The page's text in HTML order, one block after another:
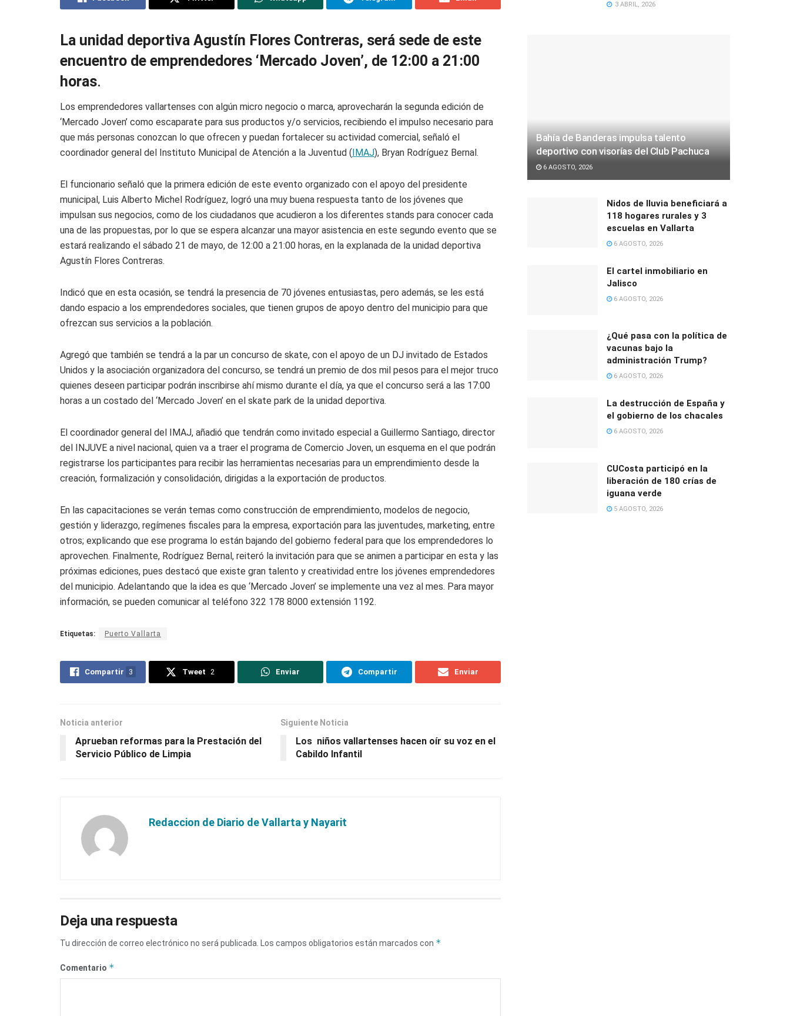
La unidad deportiva Agustín Flores Contreras, será sede de este
encuentro de emprendedores ‘Mercado Joven’, de 12:00 a 21:00
horas.
Los emprendedores vallartenses con algún micro negocio o marca, aprovecharán la segunda edición de
‘Mercado Joven’ como escaparate para sus productos y/o servicios, recibiendo el impulso necesario para
que más personas conozcan lo que ofrecen y puedan fortalecer su actividad comercial, señaló el
coordinador general del Instituto Municipal de Atención a la Juventud (IMAJ), Bryan Rodríguez Bernal.
El funcionario señaló que la primera edición de este evento organizado con el apoyo del presidente
municipal, Luis Alberto Michel Rodríguez, logró una muy buena respuesta tanto de los jóvenes que
impulsan sus negocios, como de los ciudadanos que acudieron a los diferentes stands para conocer cada
una de las propuestas, por lo que se espera alcanzar una mayor asistencia en este segundo evento que se
estará realizando el sábado 21 de mayo, de 12:00 a 21:00 horas, en la explanada de la unidad deportiva
Agustín Flores Contreras.
Indicó que en esta ocasión, se tendrá la presencia de 70 jóvenes entusiastas, pero además, se les está
dando espacio a los emprendedores sociales, que tienen grupos de apoyo dentro del municipio para que
ofrezcan sus servicios a la población.
Agregó que también se tendrá a la par un concurso de skate, con el apoyo de un DJ invitado de Estados
Unidos y la asociación organizadora del concurso, se tendrá un premio de dos mil pesos para el mejor truco
quienes deseen participar podrán inscribirse ahí mismo durante el día, ya que el concurso será a las 17:00
horas a un costado del ‘Mercado Joven’ en el skate park de la unidad deportiva.
El coordinador general del IMAJ, añadió que tendrán como invitado especial a Guillermo Santiago, director
del INJUVE a nivel nacional, quien va a traer el programa de Comercio Joven, un esquema en el que podrán
registrarse los participantes para recibir las herramientas necesarias para un emprendimiento desde la
creación, formalización y consolidación, dirigidas a la exportación de productos.
En las capacitaciones se verán temas como construcción de emprendimiento, modelos de negocio,
gestión y liderazgo, regímenes fiscales para la empresa, exportación para las juventudes, marketing, entre
otros; explicando que ese programa lo están bajando del gobierno federal para que los emprendedores lo
aprovechen. Finalmente, Rodríguez Bernal, reiteró la invitación para que se animen a participar en esta y las
próximas ediciones, pues destacó que existe gran talento y creatividad entre los jóvenes emprendedores
del municipio. Adelantando que la idea es que ‘Mercado Joven’ se implemente una vez al mes. Para mayor
información, se pueden comunicar al teléfono 322 178 8000 extensión 1192.
Etiquetas: Puerto Vallarta
Compartir 3 Tweet 2 Enviar Compartir Enviar
Noticia anterior
Aprueban reformas para la Prestación del
Servicio Público de Limpia
Siguiente Noticia
Los niños vallartenses hacen oír su voz en el
Cabildo Infantil
Redaccion de Diario de Vallarta y Nayarit
Deja una respuesta
Tu dirección de correo electrónico no será publicada. Los campos obligatorios están marcados con *
Comentario *
3 ABRIL, 2026
Bahía de Banderas impulsa talento
deportivo con visorías del Club Pachuca
6 AGOSTO, 2026
Nidos de lluvia beneficiará a
118 hogares rurales y 3
escuelas en Vallarta
6 AGOSTO, 2026
El cartel inmobiliario en
Jalisco
6 AGOSTO, 2026
¿Qué pasa con la política de
vacunas bajo la
administración Trump?
6 AGOSTO, 2026
La destrucción de España y
el gobierno de los chacales
6 AGOSTO, 2026
CUCosta participó en la
liberación de 180 crías de
iguana verde
5 AGOSTO, 2026